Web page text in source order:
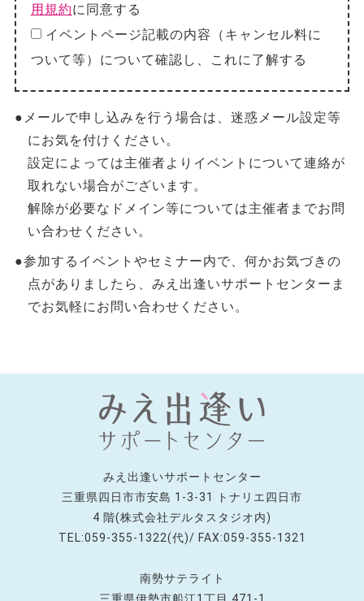
用規約に同意する
イベントページ記載の内容（キャンセル料に
ついて等）について確認し、これに了解する
●メールで申し込みを行う場合は、迷惑メール設定等
にお気を付けください。
設定によっては主催者よりイベントについて連絡が
取れない場合がございます。
解除が必要なドメイン等については主催者までお問
い合わせください。
●参加するイベントやセミナー内で、何かお気づきの
点がありましたら、みえ出逢いサポートセンターま
でお気軽にお問い合わせください。
みえ出逢いサポートセンター
三重県四日市市安島 1-3-31 トナリエ四日市
4 階(株式会社デルタスタジオ内)
TEL:059-355-1322(代)/ FAX:059-355-1321
南勢サテライト